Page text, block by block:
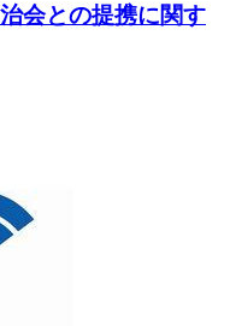
会との提携に関す